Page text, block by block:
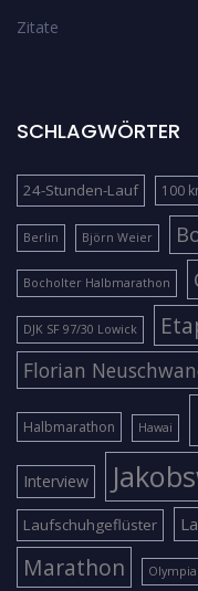
Zitate
SCHLAGWÖRTER
24-Stunden-Lauf 100
Berlin Björn Weier
Bocholter Halbmarathon
DJK SF 97/30 Lowick
Florian
Halbmarathon Hawai
Interview
Laufschuhgeflüster
Marathon Olympia